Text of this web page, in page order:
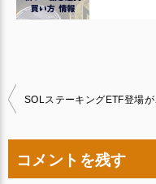
投
ビ
SOL
コメントを残す